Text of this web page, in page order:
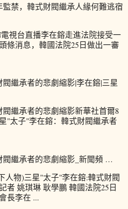
禁，韓式財閥繼承人緣何難逃宿
視台直播李在鎔走進法院接受一
條消息，韓國法院25日做出一審
繼承者的悲劇縮影|李在鎔|三星
繼承者的悲劇縮影新華社首爾8
"太子"李在鎔：韓式財閥繼承者
閥繼承者的悲劇縮影_新聞頻 …
人物)三星"太子"李在鎔:韓式財閥
者 姚琪琳 耿學鵬 韓國法院25日
長李在 ...